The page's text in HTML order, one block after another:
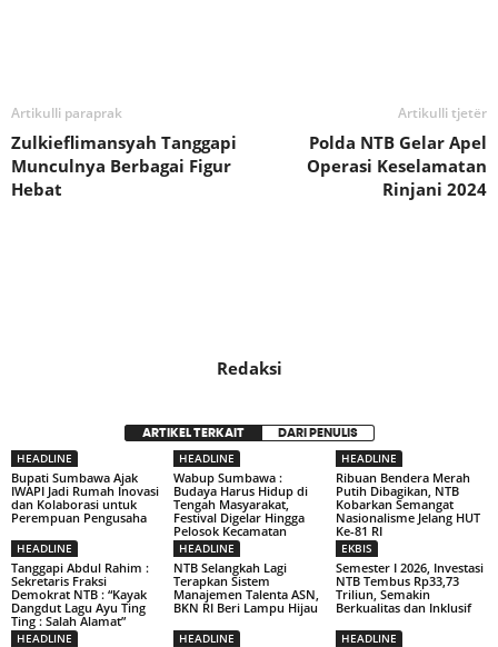
Artikulli paraprak
Zulkieflimansyah Tanggapi
Munculnya Berbagai Figur
Hebat
Artikulli tjetër
Polda NTB Gelar Apel
Operasi Keselamatan
Rinjani 2024
Redaksi
ARTIKEL TERKAIT DARI PENULIS
HEADLINE
Bupati Sumbawa Ajak
IWAPI Jadi Rumah Inovasi
dan Kolaborasi untuk
Perempuan Pengusaha
HEADLINE
Wabup Sumbawa :
Budaya Harus Hidup di
Tengah Masyarakat,
Festival Digelar Hingga
Pelosok Kecamatan
HEADLINE
Ribuan Bendera Merah
Putih Dibagikan, NTB
Kobarkan Semangat
Nasionalisme Jelang HUT
Ke-81 RI
HEADLINE
Tanggapi Abdul Rahim :
Sekretaris Fraksi
Demokrat NTB : “Kayak
Dangdut Lagu Ayu Ting
Ting : Salah Alamat”
HEADLINE
NTB Selangkah Lagi
Terapkan Sistem
Manajemen Talenta ASN,
BKN RI Beri Lampu Hijau
EKBIS
Semester I 2026, Investasi
NTB Tembus Rp33,73
Triliun, Semakin
Berkualitas dan Inklusif
HEADLINE HEADLINE HEADLINE